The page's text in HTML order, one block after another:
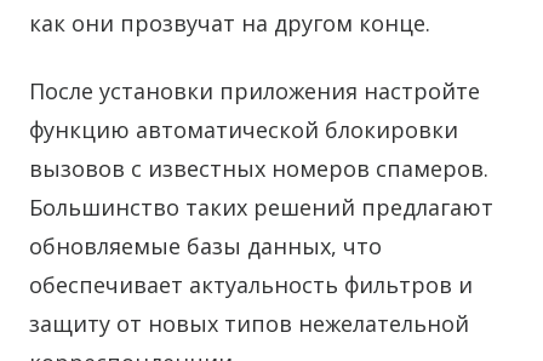
как они прозвучат на другом конце.
После установки приложения настройте
функцию автоматической блокировки
вызовов с известных номеров спамеров.
Большинство таких решений предлагают
обновляемые базы данных, что
обеспечивает актуальность фильтров и
защиту от новых типов нежелательной